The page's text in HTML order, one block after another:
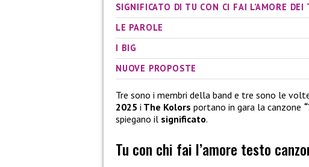
SIGNIFICATO DI TU CON CI FAI L’AMORE DEI
LE PAROLE
I BIG
NUOVE PROPOSTE
Tre sono i membri della band e tre sono le
2025 i The Kolors portano in gara la canzone
spiegano il significato.
Tu con chi fai l’amore testo